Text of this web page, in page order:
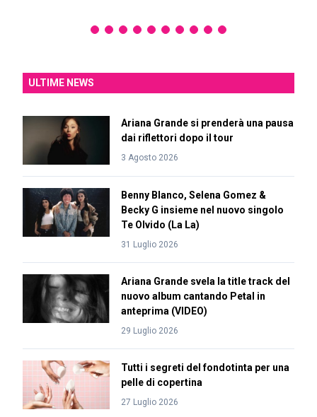
ULTIME NEWS
Ariana Grande si prenderà una pausa
dai riflettori dopo il tour
3 Agosto 2026
Benny Blanco, Selena Gomez &
Becky G insieme nel nuovo singolo
Te Olvido (La La)
31 Luglio 2026
Ariana Grande svela la title track del
nuovo album cantando Petal in
anteprima (VIDEO)
29 Luglio 2026
Tutti i segreti del fondotinta per una
pelle di copertina
27 Luglio 2026